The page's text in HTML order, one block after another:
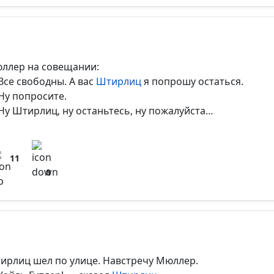
на совещании:
свободны. А вас Штирлиця попрошу остаться.
попросите.
Штирлиц, ну останьтесь, ну пожалуйста…
11
0
шел по улице. Навстречу Мюллер.